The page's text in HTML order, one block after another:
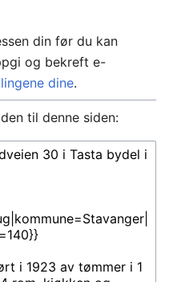
din før du kan
og bekreft e-
dine.
til denne siden: